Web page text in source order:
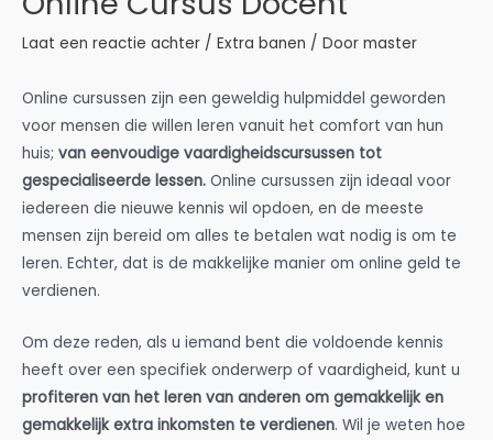
Laat een reactie achter / Extra banen / Door master
Online cursussen zijn een geweldig hulpmiddel geworden
voor mensen die willen leren vanuit het comfort van hun
huis; van eenvoudige vaardigheidscursussen tot
gespecialiseerde lessen. Online cursussen zijn ideaal voor
iedereen die nieuwe kennis wil opdoen, en de meeste
mensen zijn bereid om alles te betalen wat nodig is om te
leren. Echter, dat is de makkelijke manier om online geld te
verdienen.
Om deze reden, als u iemand bent die voldoende kennis
heeft over een specifiek onderwerp of vaardigheid, kunt u
profiteren van het leren van anderen om gemakkelijk en
gemakkelijk extra inkomsten te verdienen. Wil je weten hoe